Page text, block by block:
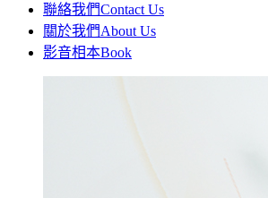
聯絡我們Contact Us
關於我們About Us
影音相本Book